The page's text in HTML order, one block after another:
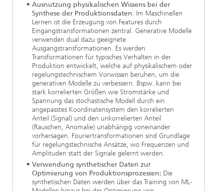
Ausnutzung physikalischen Wissens bei der
Synthese der Produktionsdaten: Im Maschinellen
Lernen ist die Erzeugung von Features durch
Eingangstransformationen zentral. Generative Modelle
verwenden dual dazu geeignete
Ausgangstransformationen. Es werden
Transformationen für typisches Verhalten in der
Produktion entwickelt, welche auf physikalischem oder
regelungstechnischem Vorwissen beruhen, um die
generativen Modelle zu verbessern. Bspw. kann bei
stark korrelierten Größen wie Stromstärke und
Spannung das stochastische Modell durch ein
angepasstes Koordinatensystem den korrelierten
Anteil (Signal) und den unkorrelierten Anteil
(Rauschen, Anomalie) unabhängig voneinander
vorhersagen. Fouriertransformationen sind Grundlage
für regelungstechnische Ansätze, wo Frequenzen und
Amplituden statt der Signale gelernt werden.
Verwendung synthetischer Daten zur
Optimierung von Produktionsprozessen: Die
synthetischen Daten werden über das Training von ML-